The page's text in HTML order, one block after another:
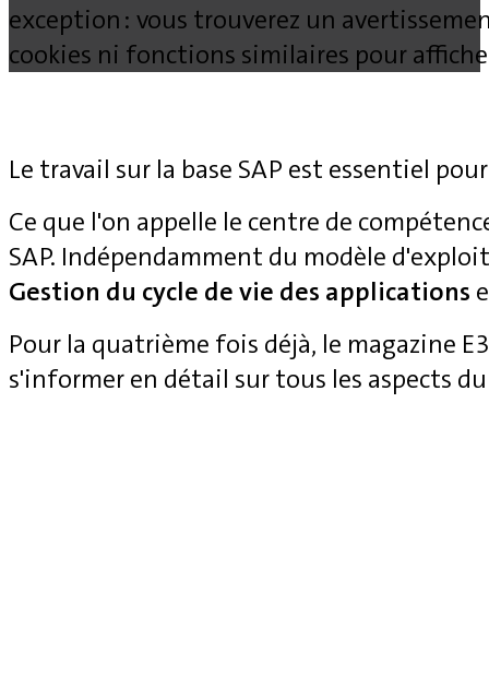
exception : vous trouverez un
cookies ni fonctions similaires pour
Le travail sur la base SAP est essentiel
Ce que l'on appelle le centre de
SAP. Indépendamment du modèle
Gestion du cycle de vie des applications
Pour la quatrième fois déjà, le magazine
s'informer en détail sur tous les aspects